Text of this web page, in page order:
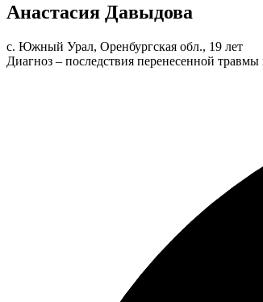
Анастасия Давыдова
с. Южный Урал, Оренбургская обл., 19 лет
Диагноз – последствия перенесенной